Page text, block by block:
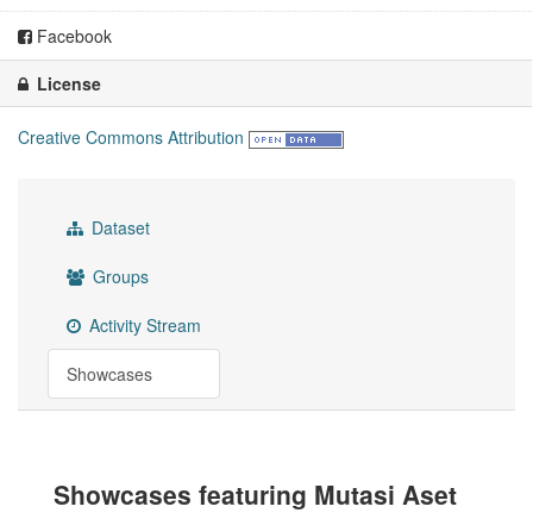
Facebook
License
Creative Commons Attribution
Dataset
Groups
Activity Stream
Showcases
Showcases featuring Mutasi Aset